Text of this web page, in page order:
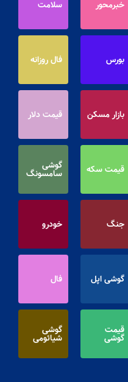
خبرمحور سلامت
بورس فال روزانه
بازار مسکن قیمت دلار
قیمت سکه گوشی
سامسونگ
جنگ خودرو
گوشی اپل فال
قیمت
گوشی
گوشی
شیائومی